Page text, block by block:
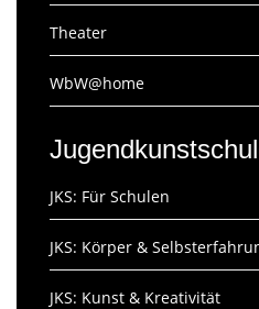
Theater
WbW@home
JKS: Für Schulen
JKS: Körper &
JKS: Kunst & Kreativität